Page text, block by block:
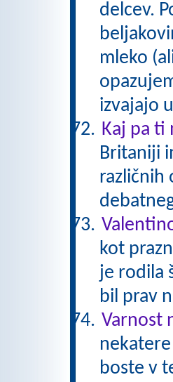
delcev.
mleko
izvajajo
Kaj pa ti
Britaniji
različnih
kot
je rodila
bil prav
Varnost
boste v